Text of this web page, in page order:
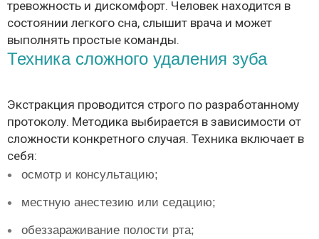
тревожность и дискомфорт. Человек находится в
состоянии легкого сна, слышит врача и может
выполнять простые команды.
Техника сложного удаления зуба
Экстракция проводится строго по разработанному
протоколу. Методика выбирается в зависимости от
сложности конкретного случая. Техника включает в
себя:
осмотр и консультацию;
местную анестезию или седацию;
обеззараживание полости рта;